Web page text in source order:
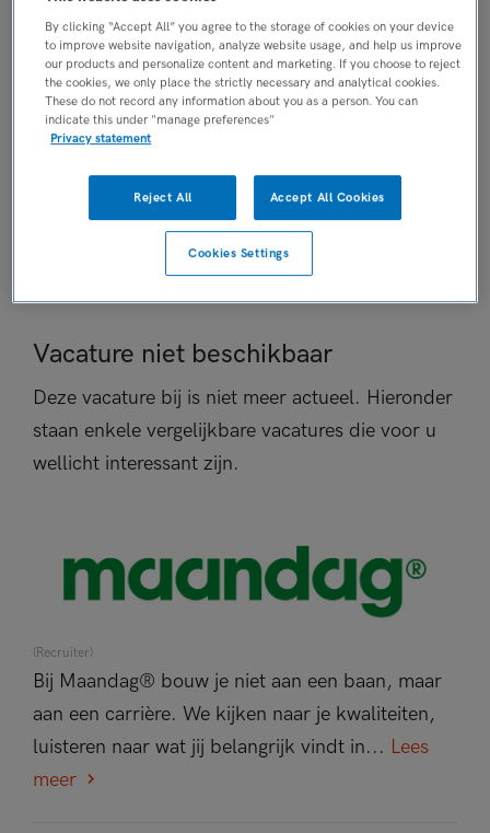
Niet nader bepaald
PLAATSINGSDATUM
16 januari 2025
NIVEAU
HBO
Niet nader bepaald
DIENSTVERBAND
Vacature niet beschikbaar
Deze vacature bij is niet meer actueel. Hieronder
staan enkele vergelijkbare vacatures die voor u
wellicht interessant zijn.
(Recruiter)
Bij Maandag® bouw je niet aan een baan, maar
aan een carrière. We kijken naar je kwaliteiten,
luisteren naar wat jij belangrijk vindt in... Lees
meer
By clicking “Accept All” you agree to the storage of cookies on your device
to improve website navigation, analyze website usage, and help us improve
our products and personalize content and marketing. If you choose to reject
the cookies, we only place the strictly necessary and analytical cookies.
These do not record any information about you as a person. You can
indicate this under "manage preferences"
Privacy statement
Reject All Accept All Cookies
Cookies Settings